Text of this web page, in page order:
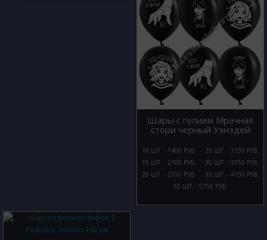
Шары с гелием Мрачная
стори черный Уэнздей
10 ШТ. - 1400 РУБ.
15 ШТ. - 2100 РУБ.
20 ШТ. - 2750 РУБ.
25 ШТ. - 3150 РУБ.
30 ШТ. - 3750 РУБ.
35 ШТ. - 4150 РУБ.
50 ШТ. - 5750 РУБ.